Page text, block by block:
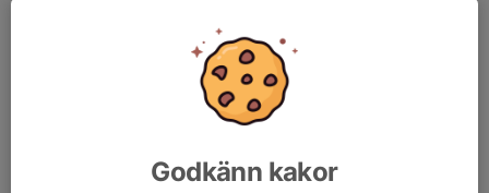
Godkänn kakor